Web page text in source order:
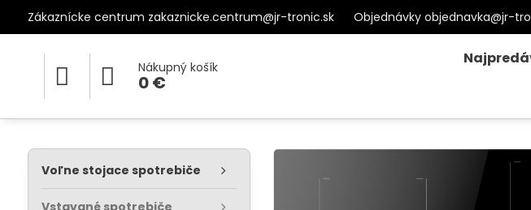
Zákaznícke centrum zakaznicke.centrum@jr-tronic.sk Objednávky objednavka@jr-
Nákupný košík
0 €
Voľne stojace spotrebiče
Vstavané spotrebiče